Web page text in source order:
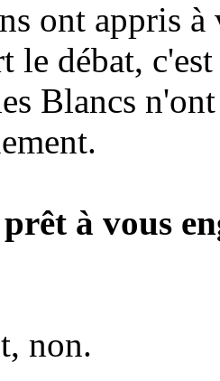
ont appris
le débat,
Blancs
à vous
non.